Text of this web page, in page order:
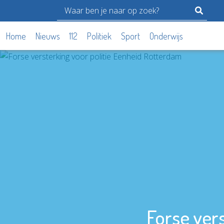
Home Nieuws 112 Politiek Sport Onderwijs
Forse